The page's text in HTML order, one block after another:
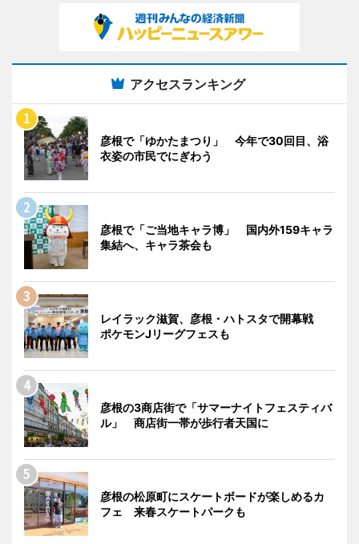
アクセスランキング
彦根で「ゆかたまつり」 今年で30回目、浴
衣姿の市民でにぎわう
彦根で「ご当地キャラ博」 国内外159キャラ
集結へ、キャラ茶会も
レイラック滋賀、彦根・ハトスタで開幕戦
ポケモンJリーグフェスも
彦根の3商店街で「サマーナイトフェスティバ
ル」 商店街一帯が歩行者天国に
彦根の松原町にスケートボードが楽しめるカ
フェ 来春スケートパークも